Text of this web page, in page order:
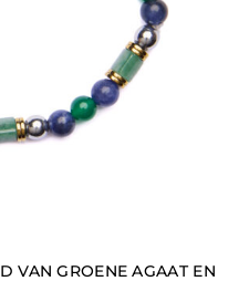
VAN GROENE AGAAT EN